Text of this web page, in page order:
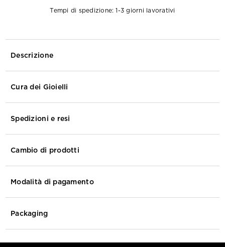
Tempi di spedizione: 1-3 giorni lavorativi
Descrizione
Cura dei Gioielli
Spedizioni e resi
Cambio di prodotti
Modalità di pagamento
Packaging